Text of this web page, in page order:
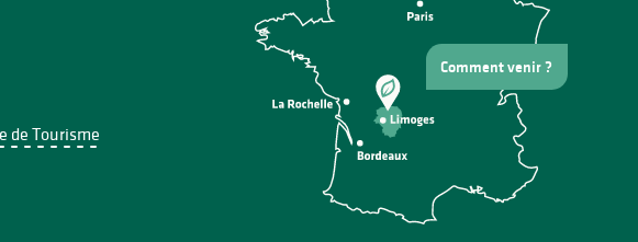
de Tourisme
Comment venir ?